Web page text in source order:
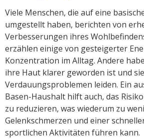
Viele Menschen, die auf eine
umgestellt haben, berichten von
Verbesserungen ihres
erzählen einige von gesteigerter
Konzentration im Alltag. Andere
ihre Haut klarer geworden ist und
Verdauungsproblemen leiden. Ein
Basen-Haushalt hilft auch, das
zu reduzieren, was wiederum zu
Gelenkschmerzen und einer
sportlichen Aktivitäten führen kann.